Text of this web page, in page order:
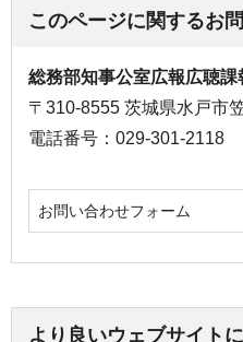
このページに関するお
総務部知事公室広報広聴課
〒310-8555 茨城県水戸市
電話番号：029-301-2118
お問い合わせフォーム
より良いウェブサイト